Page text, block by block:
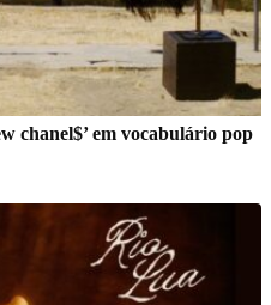
chanel$’ em vocabulário pop